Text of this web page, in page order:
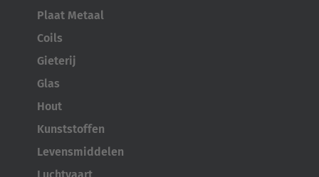
United States
English
ASIA/PACIFIC
Australia
English
Japan
Plaat Metaal
Coils
Gieterij
Glas
Hout
Kunststoffen
Levensmiddelen